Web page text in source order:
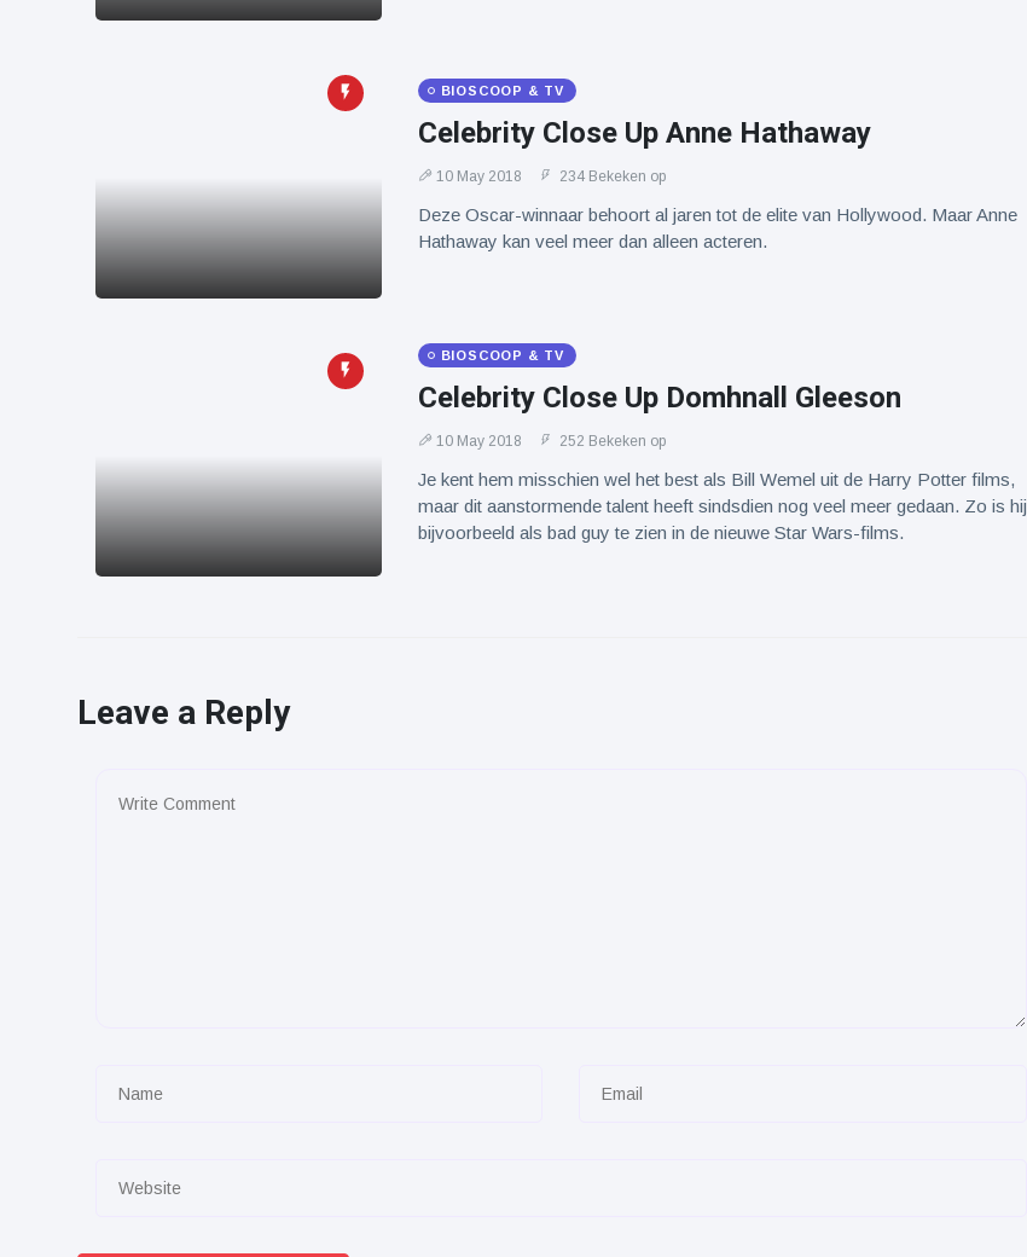
BIOSCOOP & TV
Celebrity Close Up Anne Hathaway
10 May 2018 234 Bekeken op
Deze Oscar-winnaar behoort al jaren tot de elite van Hollywood. Maar Anne
Hathaway kan veel meer dan alleen acteren.
BIOSCOOP & TV
Celebrity Close Up Domhnall Gleeson
10 May 2018 252 Bekeken op
Je kent hem misschien wel het best als Bill Wemel uit de Harry Potter films,
maar dit aanstormende talent heeft sindsdien nog veel meer gedaan. Zo is hij
bijvoorbeeld als bad guy te zien in de nieuwe Star Wars-films.
Leave a Reply